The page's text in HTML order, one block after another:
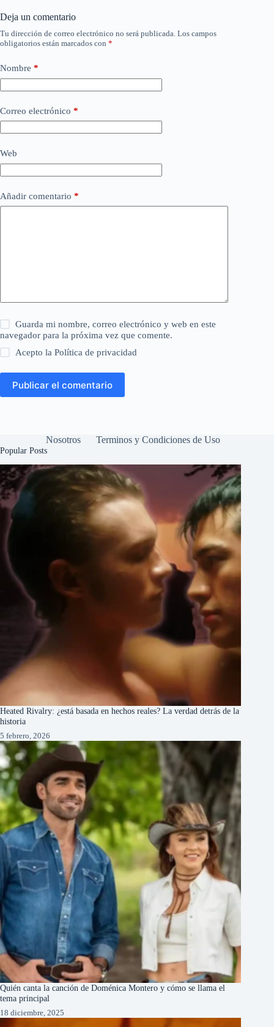
Deja un comentario
Tu dirección de correo electrónico no será publicada. Los campos
obligatorios están marcados con *
Nombre *
Correo electrónico *
Web
Añadir comentario *
Guarda mi nombre, correo electrónico y web en este
navegador para la próxima vez que comente.
Acepto laPolítica de privacidad
Publicar el comentario
Nosotros Terminos y Condiciones de Uso
Popular Posts
Heated Rivalry: ¿está basada en hechos reales? La verdad detrás de la
historia
5 febrero, 2026
Quién canta la canción de Doménica Montero y cómo se llama el
tema principal
18 diciembre, 2025